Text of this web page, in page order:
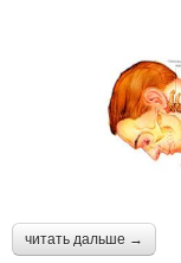
читать дальше →